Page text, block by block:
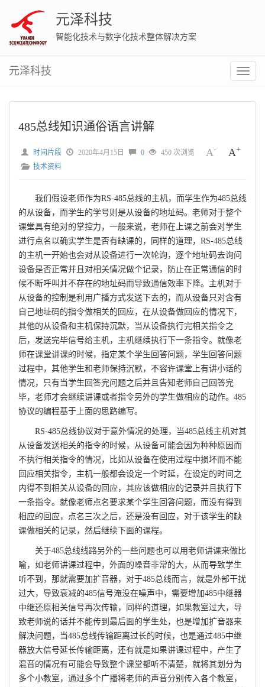
元泽科技
智能化技术与数字化技术整体解决方案
切
换
菜
元泽科技
485总线知识通俗语言讲解
A- A+
时间片段 2020年4月15日 0
450 次浏览
技术资料
我们假设老师作为RS-485总线的主机，而学生作为485总线
的从设备，而学生的学号则是从设备的地址码。老师对于整个
课堂具有绝对的掌控力，一般来说，老师在上课之前会对学生
进行点名以确实学生是否有缺课的，同样的道理，RS-485总线
的主机一开始也会对从设备进行一次轮询，逐个地址码去询问
设备是否正常并且对相关情况做个记录，防止在正常通信的时
候不断呼叫并不存在的地址码而导致通信效率下降。主机对于
从设备的控制是利用广播方式发送下去的，而从设备只对含有
自己地址码的指令做相关的回应，在从设备做回应的情况下，
其他的从设备和主机保持沉默，当从设备执行完相关指令之
后，发送完毕信号给主机，主机继续执行下一条指令。就像老
师在课堂讲课的时候，指定某个学生回答问题，学生回答问题
过程中，其他学生和老师保持沉默，不容许课堂上有讲小话的
情况，只有当学生回答完问题之后并且告知老师自己回答完
毕，老师才会继续讲课或者指令另外的学生做相应的动作。485
协议的编程基于上面的思路编写。
RS-485总线协议对于意外情况的处理，当485总线主机对其
从设备发送相关的指令的时候，从设备可能会因为种种原因而
不执行相关指令的情况，比如从设备在使用过程中损坏而不能
回应相关指令，主机一般都会设定一个时延，在设定的时间之
内得不到相关从设备的回应，其应该做相应的记录并且执行下
一条指令。就像老师点名要求某个学生回答问题，而没有得到
相应的回应，点名三次之后，还是没有回应，对于该学生的缺
课做相关的记录，然后继续下面的课程。
关于485总线线路另外的一些问题也可以用老师讲课来做比
喻，如老师讲课过程中，外面的噪音非常的大，从而导致学生
听不到，那就需要加扩音器，对于485总线而言，就是外部干扰
过大，导致衰减的485信号淹没在噪声中，需要增加485中继器
中继还原相关信号再次传输，同样的道理，如果教室过大，导
致老师说的话并不能传到最后面的学生处，也是增加扩音器来
解决问题，当485总线传输距离过长的时候，也是通过485中继
器放大信号延长传输距离，还有就是如果讲课过程中，产生了
混音的情况有可能会导致整个课堂都听不清楚，就将其划分为
多个小教室，通过多个广播将老师的声音分别传入各个教室，